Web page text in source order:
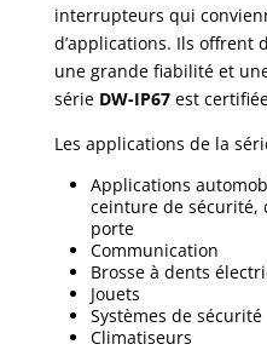
interrupteurs qui
d’applications. Ils offrent
une grande fiabilité et
série DW-IP67est certifiée
Les applications de la
Applications
ceinture de sécurité,
porte
Communication
Brosse à dents
Jouets
Systèmes de sécurité
Climatiseurs